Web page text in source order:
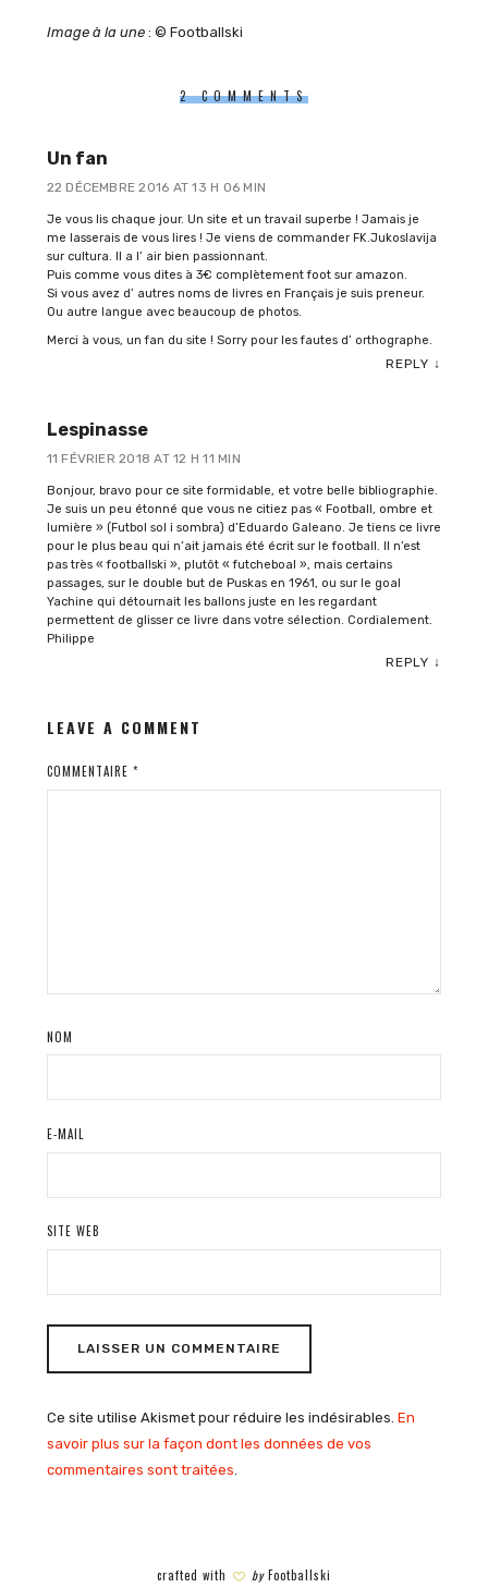
Image à la une: © Footballski
2 COMMENTS
Un fan
22 DÉCEMBRE 2016 AT 13 H 06 MIN
Je vous lis chaque jour. Un site et un travail superbe ! Jamais je
me lasserais de vous lires ! Je viens de commander FK.Jukoslavija
sur cultura. Il a l’ air bien passionnant.
Puis comme vous dites à 3€ complètement foot sur amazon.
Si vous avez d’ autres noms de livres en Français je suis preneur.
Ou autre langue avec beaucoup de photos.
Merci à vous, un fan du site ! Sorry pour les fautes d’ orthographe.
REPLY ↓
Lespinasse
11 FÉVRIER 2018 AT 12 H 11 MIN
Bonjour, bravo pour ce site formidable, et votre belle bibliographie.
Je suis un peu étonné que vous ne citiez pas « Football, ombre et
lumière » (Futbol sol i sombra) d’Eduardo Galeano. Je tiens ce livre
pour le plus beau qui n’ait jamais été écrit sur le football. Il n’est
pas très « footballski », plutôt « futcheboal », mais certains
passages, sur le double but de Puskas en 1961, ou sur le goal
Yachine qui détournait les ballons juste en les regardant
permettent de glisser ce livre dans votre sélection. Cordialement.
Philippe
REPLY ↓
LEAVE A COMMENT
COMMENTAIRE *
NOM
E-MAIL
SITE WEB
Ce site utilise Akismet pour réduire les indésirables. En
savoir plus sur la façon dont les données de vos
commentaires sont traitées.
crafted with byFootballski